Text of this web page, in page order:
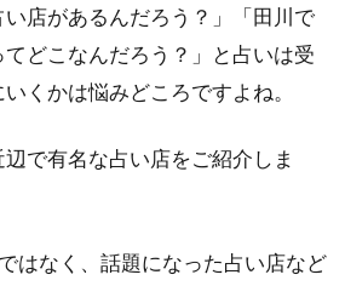
い店があるんだろう？」「田川で
どこなんだろう？」と占いは受
くかは悩みどころですよね。
で有名な占い店をご紹介しま
はなく、話題になった占い店など